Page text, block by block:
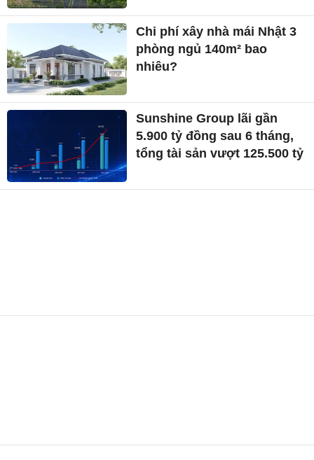
Chi phí xây nhà mái Nhật 3
phòng ngủ 140m² bao
nhiêu?
Sunshine Group lãi gần
5.900 tỷ đồng sau 6 tháng,
tổng tài sản vượt 125.500 tỷ